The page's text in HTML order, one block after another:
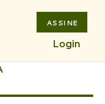
ASSINE
Login